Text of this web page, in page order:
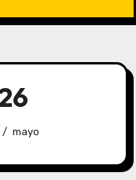
mayo